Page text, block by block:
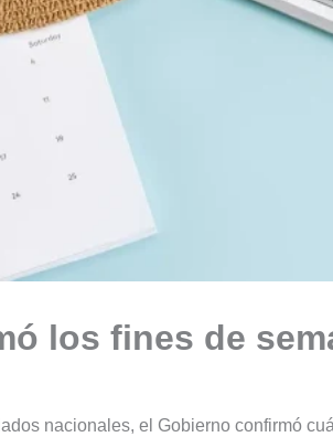
los fines de
nacionales, el Gobierno confirmó